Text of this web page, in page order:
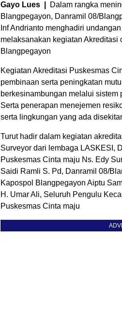
Gayo Lues |
Dalam rangka
Blangpegayon, Danramil 08/
Inf Andrianto menghadiri
melaksanakan kegiatan
Blangpegayon
Kegiatan Akreditasi Puskesmas
pembinaan serta peningkatan
berkesinambungan melalui
Serta penerapan menejemen
serta lingkungan yang ada
Turut hadir dalam kegiatan
Surveyor dari lembaga LASKESI,
Puskesmas Cinta maju Ns. Edy
Saidi Ramli S. Pd, Danramil 08/
Kapospol Blangpegayon Aiptu
H. Umar Ali, Seluruh Pengulu
Puskesmas Cinta maju